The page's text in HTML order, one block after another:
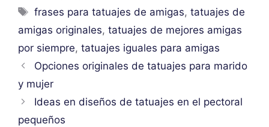
Etiquetas
frases para tatuajes de amigas,tatuajes de
amigas originales, tatuajes de mejores amigas
por siempre, tatuajes iguales para amigas
Opciones originales de tatuajes para marido
y mujer
Ideas en diseños de tatuajes en el pectoral
pequeños